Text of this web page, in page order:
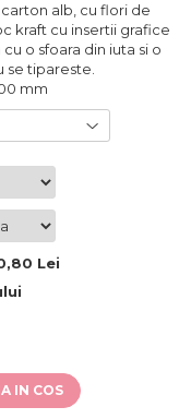
alb, cu flori de
kraft cu insertii grafice
o sfoara din iuta si o
se tipareste.
mm
Lei
IN COS